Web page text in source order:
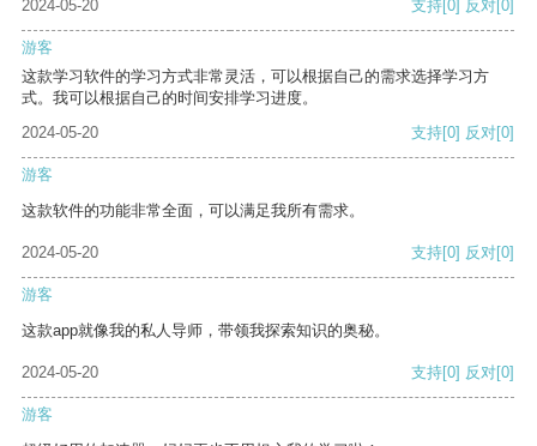
2024-05-20 支持[0] 反对[0]
游客
这款学习软件的学习方式非常灵活，可以根据自己的需求选择学习方
式。我可以根据自己的时间安排学习进度。
2024-05-20
支持[0] 反对[0]
游客
这款软件的功能非常全面，可以满足我所有需求。
2024-05-20 支持[0] 反对[0]
游客
这款app就像我的私人导师，带领我探索知识的奥秘。
2024-05-20 支持[0] 反对[0]
游客